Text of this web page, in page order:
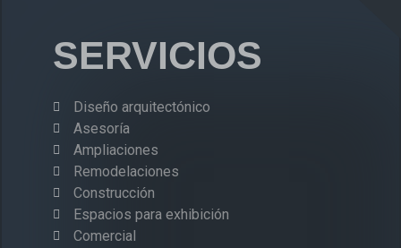
SERVICIOS
Diseño arquitectónico
Asesoría
Ampliaciones
Remodelaciones
Construcción
Espacios para exhibición
Comercial